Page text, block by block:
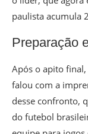
paulista acumula
Preparação
Após o apito
falou com a
desse confronto,
do futebol